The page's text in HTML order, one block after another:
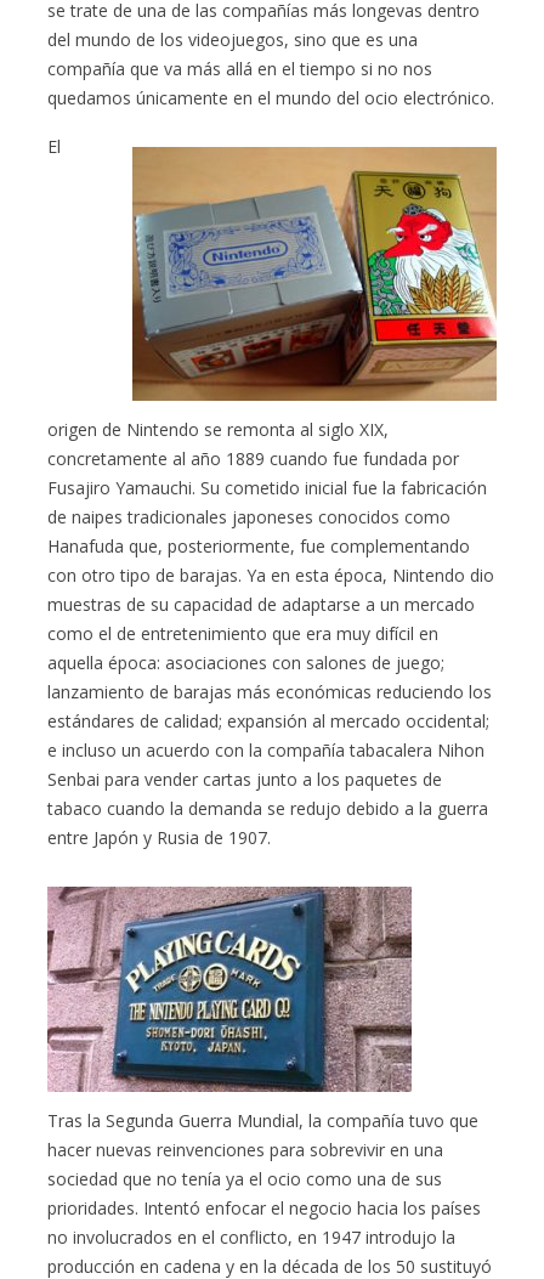
se trate de una de las compañías más longevas dentro
del mundo de los videojuegos, sino que es una
compañía que va más allá en el tiempo si no nos
quedamos únicamente en el mundo del ocio electrónico.
El
origen de Nintendo se remonta al siglo XIX,
concretamente al año 1889 cuando fue fundada por
Fusajiro Yamauchi. Su cometido inicial fue la fabricación
de naipes tradicionales japoneses conocidos como
Hanafuda que, posteriormente, fue complementando
con otro tipo de barajas. Ya en esta época, Nintendo dio
muestras de su capacidad de adaptarse a un mercado
como el de entretenimiento que era muy difícil en
aquella época: asociaciones con salones de juego;
lanzamiento de barajas más económicas reduciendo los
estándares de calidad; expansión al mercado occidental;
e incluso un acuerdo con la compañía tabacalera Nihon
Senbai para vender cartas junto a los paquetes de
tabaco cuando la demanda se redujo debido a la guerra
entre Japón y Rusia de 1907.
Tras la Segunda Guerra Mundial, la compañía tuvo que
hacer nuevas reinvenciones para sobrevivir en una
sociedad que no tenía ya el ocio como una de sus
prioridades. Intentó enfocar el negocio hacia los países
no involucrados en el conflicto, en 1947 introdujo la
producción en cadena y en la década de los 50 sustituyó